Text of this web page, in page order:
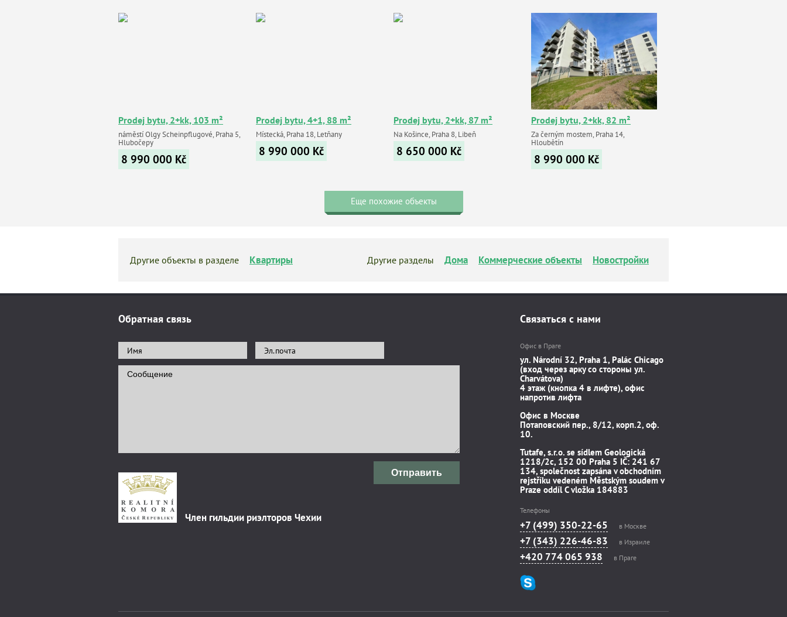
Prodej bytu, 2+kk, 103 m²
náměstí Olgy Scheinpflugové, Praha 5,
Hlubočepy
8 990 000 Kč
Prodej bytu, 4+1, 88 m²
Místecká, Praha 18, Letňany
8 990 000 Kč
Prodej bytu, 2+kk, 87 m²
Na Košince, Praha 8, Libeň
8 650 000 Kč
Prodej bytu, 2+kk, 82 m²
Za černým mostem, Praha 14,
Hloubětín
8 990 000 Kč
Еще похожие объекты
Другие объекты в разделе Квартиры Другие разделы Дома Коммерческие объекты Новостройки
Обратная связь
Отправить
Член гильдии риэлторов Чехии
Связаться с нами
Офис в Праге
ул. Národní 32, Praha 1, Palác Chicago
(вход через арку со стороны ул.
Charvátova)
4 этаж (кнопка 4 в лифте), офис
напротив лифта
Офис в Москве
Потаповский пер., 8/12, корп.2, оф.
10.
Tutafe, s.r.o. se sídlem Geologická
1218/2c, 152 00 Praha 5 IČ: 241 67
134, společnost zapsána v obchodním
rejstříku vedeném Městským soudem v
Praze oddíl C vložka 184883
Телефоны
+7 (499) 350-22-65 в Москве
+7 (343) 226-46-83 в Израиле
+420 774 065 938 в Праге